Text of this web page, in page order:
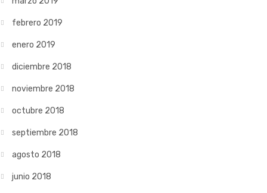
febrero 2019
enero 2019
diciembre 2018
noviembre 2018
octubre 2018
septiembre 2018
agosto 2018
junio 2018